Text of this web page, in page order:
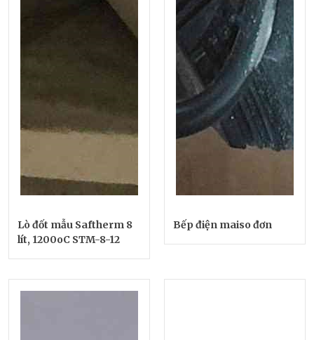
Lò đốt mẫu Saftherm 8
lít, 1200oC STM-8-12
Bếp điện maiso đơn